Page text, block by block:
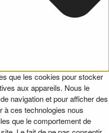
que les cookies pour stocker
aux appareils. Nous le
navigation et pour afficher des
à ces technologies nous
que le comportement de